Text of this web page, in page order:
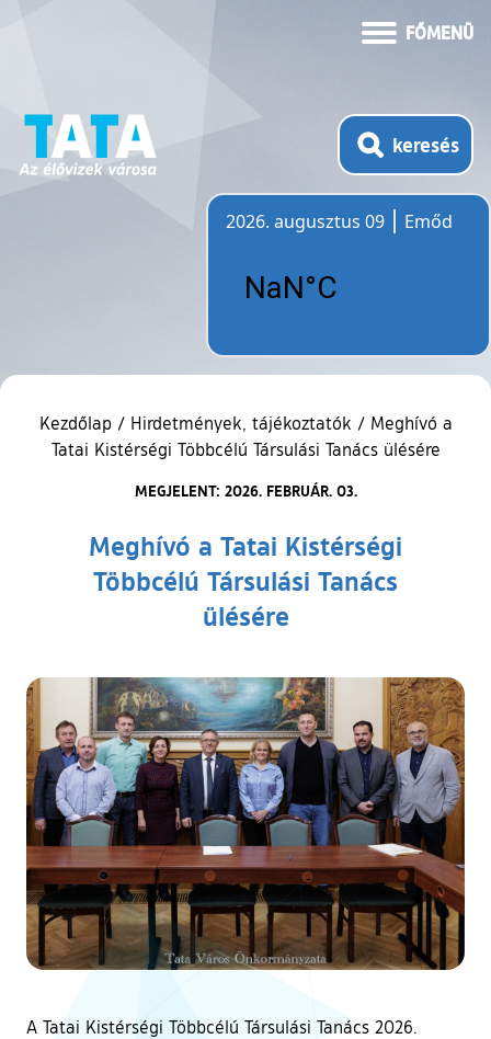
FŐMENÜ
keresés
2026. augusztus 09
Emőd
Kezdőlap / Hirdetmények, tájékoztatók / Meghívó a
Tatai Kistérségi Többcélú Társulási Tanács ülésére
MEGJELENT: 2026. FEBRUÁR. 03.
Meghívó a Tatai Kistérségi
Többcélú Társulási Tanács
ülésére
A Tatai Kistérségi Többcélú Társulási Tanács 2026.